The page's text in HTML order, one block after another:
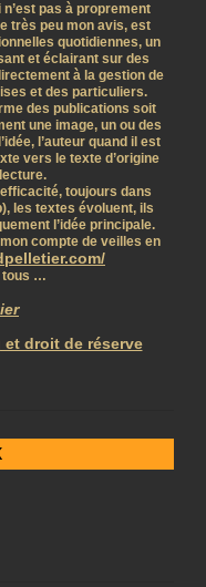
n’est pas à proprement
très peu mon avis, est
quotidiennes, un
et éclairant sur des
à la gestion de
et des particuliers.
des publications soit
une image, un ou des
l’auteur quand il est
vers le texte d’origine
toujours dans
les textes évoluent, ils
l’idée principale.
compte de veilles en
tous …
droit de réserve